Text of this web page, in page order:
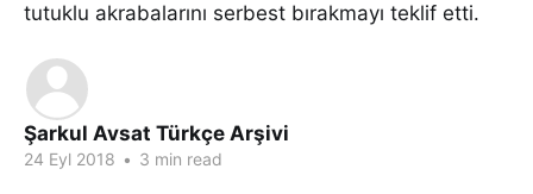
tutuklu akrabalarını serbest bırakmayı teklif etti.
Şarkul Avsat Türkçe Arşivi
24 Eyl 2018 • 3 min read